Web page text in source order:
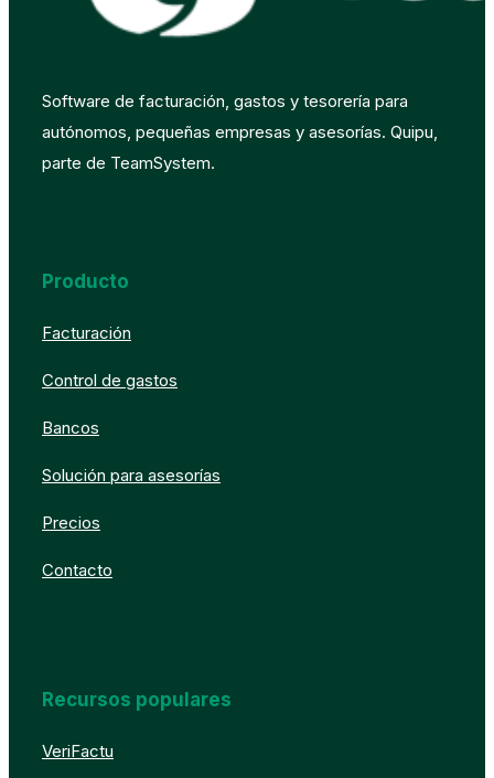
Software de facturación, gastos y tesorería para
autónomos, pequeñas empresas y asesorías. Quipu,
parte de TeamSystem.
Producto
Facturación
Control de gastos
Bancos
Solución para asesorías
Precios
Contacto
Recursos populares
VeriFactu